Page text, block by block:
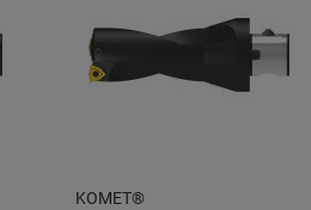
KOMET®